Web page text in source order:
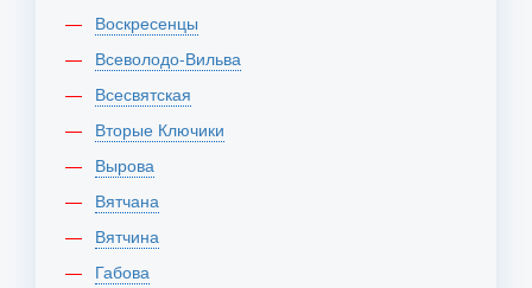
Воскресенцы
Всеволодо-Вильва
Всесвятская
Вторые Ключики
Вырова
Вятчана
Вятчина
Габова